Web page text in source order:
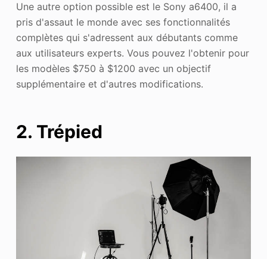
Une autre option possible est le Sony a6400, il a
pris d'assaut le monde avec ses fonctionnalités
complètes qui s'adressent aux débutants comme
aux utilisateurs experts. Vous pouvez l'obtenir pour
les modèles $750 à $1200 avec un objectif
supplémentaire et d'autres modifications.
2. Trépied